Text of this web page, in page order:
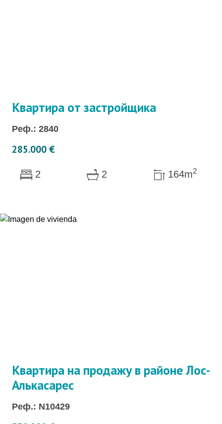
Квартира от застройщика
Реф.: 2840
285.000 €
2 2 164m2
Квартира на продажу в районе Лос-
Алькасарес
Реф.: N10429